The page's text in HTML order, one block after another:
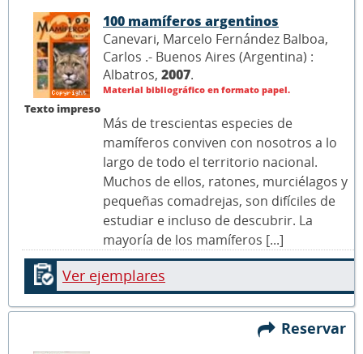
Texto impreso
100 mamíferos argentinos
Canevari, Marcelo Fernández Balboa,
Carlos .- Buenos Aires (Argentina) :
Albatros, 2007.
Material bibliográfico en formato papel.
Más de trescientas especies de
mamíferos conviven con nosotros a lo
largo de todo el territorio nacional.
Muchos de ellos, ratones, murciélagos y
pequeñas comadrejas, son difíciles de
estudiar e incluso de descubrir. La
mayoría de los mamíferos [...]
Ver ejemplares
Reservar